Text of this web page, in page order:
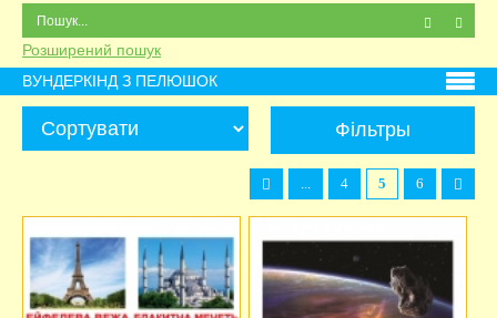
Розширений пошук
ВУНДЕРКІНД З ПЕЛЮШОК
Фільтры
... 4 5 6